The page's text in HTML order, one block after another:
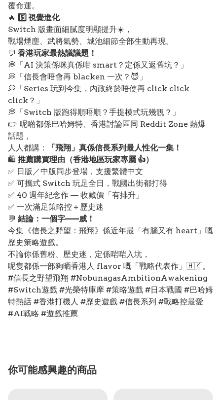
覆命運。
🔥 5️⃣ 視覺進化
Switch 版畫面細膩度明顯提升☀️，
戰場煙塵、武將氣勢、城池細節全部生動再現。
💬 香港玩家最熱議議題！
💭「AI 決策係咪真係咁 smart？定係又返舊坑？」
💭「信長會唔會再 blacken 一次？😈」
💭「Series 玩到今集，內政終於唔使再 click click
click？」
💭「Switch 版跑得順唔順？手提模式玩幾靚？」
👉 呢啲都係巴哈姆特、香港討論區同 Reddit Zone 熱爆
話題，
人人都講：
「飛翔」真係信長系列最人性化一集！
🛍️ 推薦購買理由（香港地區玩家專屬 👍）
✅ 日版／中版同步登場，支援繁體中文
✅ 可攜式 Switch 玩足全日，戰國出街都打得
✅ 40 週年紀念作 — 收藏價「有排升」
✅ 一次滿足策略控＋歷史迷
💬 結論：一個字——威！
今集《信長之野望：飛翔》係近年最「有腦又有 heart」嘅
歷史策略遊戲。
不論你係舊粉、歷史迷，定係啱啱入坑，
呢隻都係一部夠晒香港人 flavor 嘅「戰略代表作」🇭🇰。
#信長之野望飛翔 #NobunagasAmbitionAwakening
#Switch遊戲 #光榮特庫摩 #策略遊戲 #日本戰國 #巴哈姆
特熱話 #香港打機人 #歷史遊戲 #信長系列 #戰略控最愛
#AI戰略 #遊戲推薦
你可能感興趣的商品